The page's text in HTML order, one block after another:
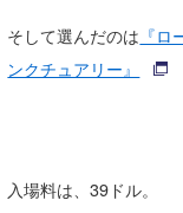
そして選んだのは 『
ンクチュアリー』
入場料は、39ドル。
米山予報士